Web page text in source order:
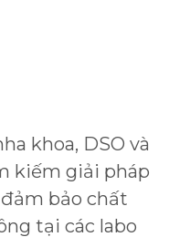
khoa, DSO và
kiếm giải pháp
bảo chất
tại các labo